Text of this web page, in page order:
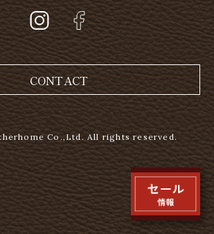
CONTACT
Co.,Ltd. All rights reserved.